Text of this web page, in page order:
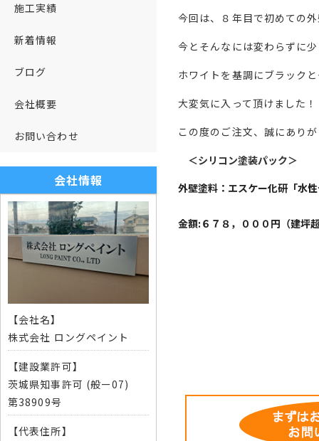
今回は、８年目で初めての
今とそんなには変わらずに
ホワイトを基調にブラック
大変気に入って頂けました！
この度のご注文、誠にあり
＜シリコン塗装パック＞
外壁塗料：エスケー化研「水
金額:６７ ８，０００円（建坪
施工実績
新着情報
ブログ
会社概要
お問い合わせ
会社情報
【会社名】
株式会社 ロングペイント
【建設業許可】
茨城県知事許可 (般ー07)
第38909号
【代表住所】